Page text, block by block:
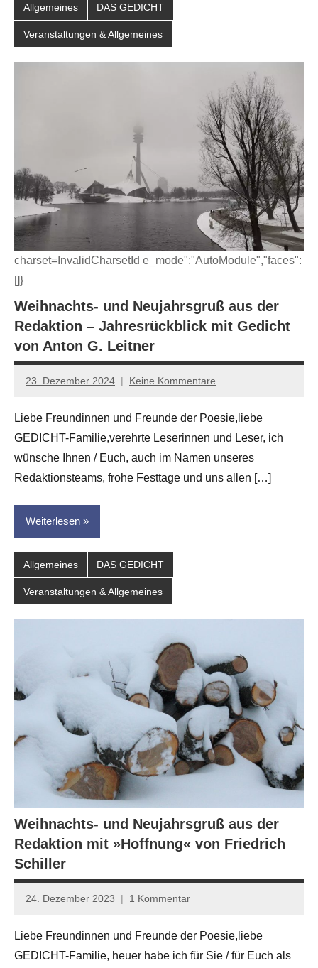
Allgemeines DAS GEDICHT
Veranstaltungen & Allgemeines
charset=InvalidCharsetId e_mode":"AutoModule","faces":
[]}
Weihnachts- und Neujahrsgruß aus der
Redaktion – Jahresrückblick mit Gedicht
von Anton G. Leitner
23. Dezember 2024
Jan-
Hornauer
für
dasgedichtblog
Keine Kommentare
Liebe Freundinnen und Freunde der Poesie,liebe
GEDICHT-Familie,verehrte Leserinnen und Leser, ich
wünsche Ihnen / Euch, auch im Namen unseres
Redaktionsteams, frohe Festtage und uns allen […]
Weiterlesen
Allgemeines DAS GEDICHT
Veranstaltungen & Allgemeines
Weihnachts- und Neujahrsgruß aus der
Redaktion mit »Hoffnung« von Friedrich
Schiller
24. Dezember 2023
Jan-
Hornauer
für
1 Kommentar
Liebe Freundinnen und Freunde der Poesie,liebe
GEDICHT-Familie, heuer habe ich für Sie / für Euch als